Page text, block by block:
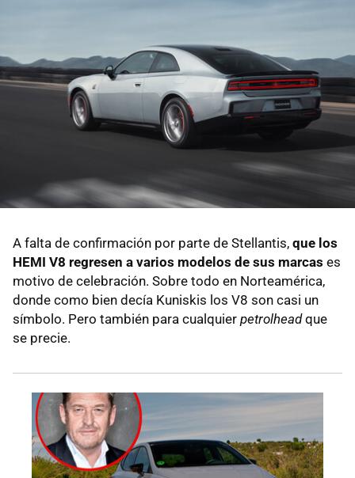
A falta de confirmación por parte de Stellantis, que los
HEMI V8 regresen a varios modelos de sus marcas es
motivo de celebración. Sobre todo en Norteamérica,
donde como bien decía Kuniskis los V8 son casi un
símbolo. Pero también para cualquier petrolheadque
se precie.